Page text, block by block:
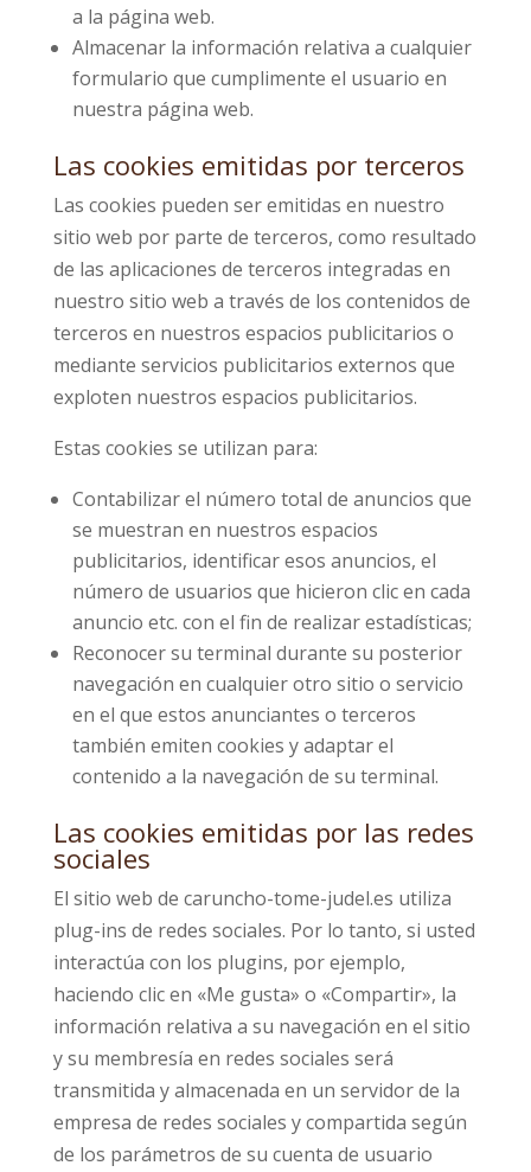
a la página web.
Almacenar la información relativa a cualquier
formulario que cumplimente el usuario en
nuestra página web.
Las cookies emitidas por terceros
Las cookies pueden ser emitidas en nuestro
sitio web por parte de terceros, como resultado
de las aplicaciones de terceros integradas en
nuestro sitio web a través de los contenidos de
terceros en nuestros espacios publicitarios o
mediante servicios publicitarios externos que
exploten nuestros espacios publicitarios.
Estas cookies se utilizan para:
Contabilizar el número total de anuncios que
se muestran en nuestros espacios
publicitarios, identificar esos anuncios, el
número de usuarios que hicieron clic en cada
anuncio etc. con el fin de realizar estadísticas;
Reconocer su terminal durante su posterior
navegación en cualquier otro sitio o servicio
en el que estos anunciantes o terceros
también emiten cookies y adaptar el
contenido a la navegación de su terminal.
Las cookies emitidas por las redes
sociales
El sitio web de caruncho-tome-judel.es utiliza
plug-ins de redes sociales. Por lo tanto, si usted
interactúa con los plugins, por ejemplo,
haciendo clic en «Me gusta» o «Compartir», la
información relativa a su navegación en el sitio
y su membresía en redes sociales será
transmitida y almacenada en un servidor de la
empresa de redes sociales y compartida según
de los parámetros de su cuenta de usuario